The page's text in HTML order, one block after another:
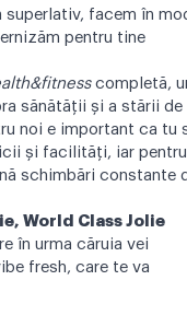
superlativ, facem în
pentru tine
completă,
sănătății și a stării de
noi e important ca tu
și facilități, iar pentru
schimbări constante
World Class Jolie
în urma căruia vei
fresh, care te va